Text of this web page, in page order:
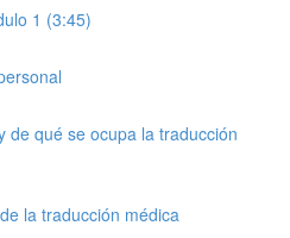
1 (3:45)
de qué se ocupa la traducción
la traducción médica